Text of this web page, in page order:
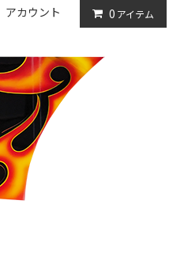
アカウント 0 アイテム